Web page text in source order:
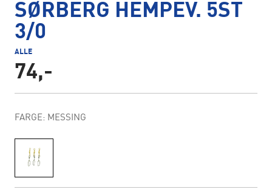
SØRBERG HEMPEV. 5ST
3/0
ALLE
74,-
FARGE: MESSING